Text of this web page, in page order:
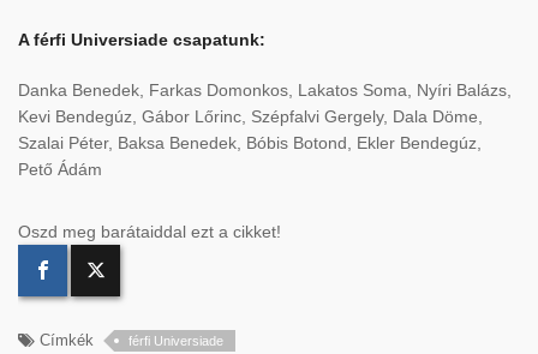
A férfi Universiade csapatunk:
Danka Benedek, Farkas Domonkos, Lakatos Soma, Nyíri Balázs,
Kevi Bendegúz, Gábor Lőrinc, Szépfalvi Gergely, Dala Döme,
Szalai Péter, Baksa Benedek, Bóbis Botond, Ekler Bendegúz,
Pető Ádám
Oszd meg barátaiddal ezt a cikket!
Címkék férfi Universiade